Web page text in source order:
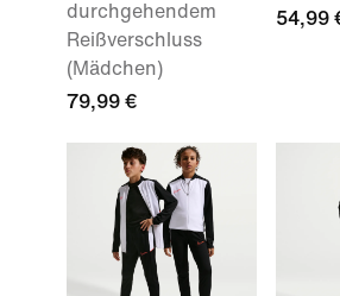
durchgehendem
Reißverschluss
(Mädchen)
79,99 €
54,99